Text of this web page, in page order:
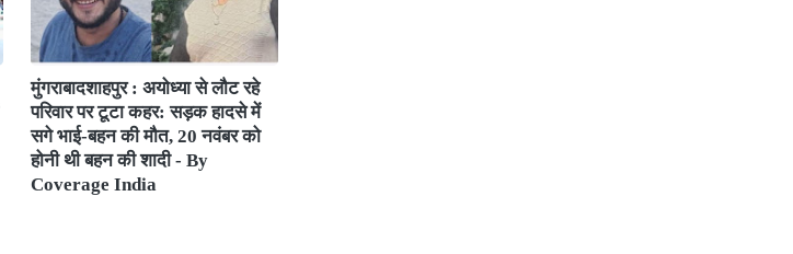
मुंगराबादशाहपुर : अयोध्या से लौट रहे
परिवार पर टूटा कहर: सड़क हादसे में
सगे भाई-बहन की मौत, 20 नवंबर को
होनी थी बहन की शादी - By
Coverage India